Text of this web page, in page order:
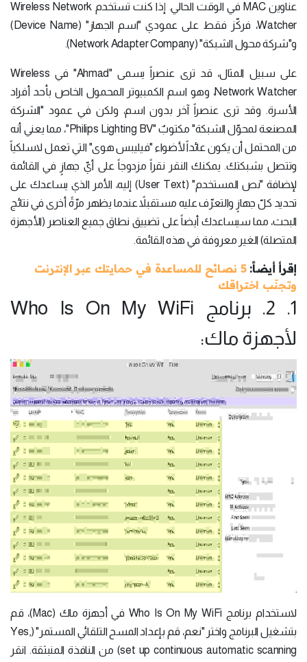
عناوين MAC في الوقت الحالي. إذا كنت تستخدم Wireless Network
Watcher، فركّز فقط على عمودي "اسم الجهاز" (Device Name)
و"شركة محول الشبكة" (Network Adapter Company).
على سبيل المثال، قد ترى عنصراً يسمى "Ahmad" في Wireless
Network Watcher، وهو اسم الكمبيوتر المحمول الخاص بأحد أفراد
الأسرة. وقد ترى عنصراً آخر بدون اسم، ولكن في عمود "الشركة
المصنعة لمحوّل الشبكة" مكتوبٌ "Philips Lighting BV"، مما يعني أنه
من المحتمل أن يكون عائداً لأضواء "فيليبس هوى" التي تعمل لاسلكياً
وتتصل بشبكتك. يمكنك النقر نقراً مزدوجاً على أيّ جهازٍ في القائمة
لإضافة "نص المستخدم" (User Text) إليه، الأمر الذي يساعدك على
تحديد كلّ جهازٍ والتعرّف عليه مستقبلاً عندما يظهر مرّةً أخرى في نتائج
البحث، مما سيساعدك أيضاً على تضييق نطاق جميع العناصر (الأجهزة
المتصلة) الغير معروفة في هذه القائمة.
إقرأ أيضاً:
5 نصائح للمساعدة في حمايتك عبر الإنترنت
وتجنّب اختراقك
1. 2. برنامج Who Is On My WiFi
لأجهزة ماك:
لاستخدام برنامج Who Is On My WiFi في أجهزة ماك (Mac)، قم
بتشغيل البرنامج واختر "نعم، قم بإعداد المسح التلقائي المستمر" (Yes,
set up continuous automatic scanning) من النافذة المنبثقة. انقر